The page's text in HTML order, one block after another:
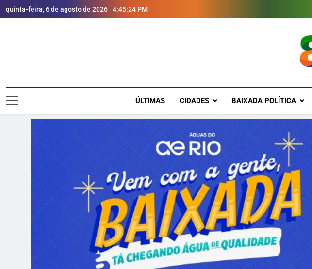
quinta-feira, 6 de agosto de 2026 4:45:26 PM
ÚLTIMAS CIDADES BAIXADA POLÍTICA